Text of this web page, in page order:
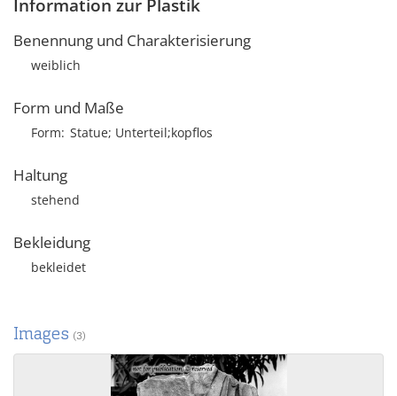
Information zur Plastik
Benennung und Charakterisierung
weiblich
Form und Maße
Form Statue; Unterteil;kopflos
Haltung
stehend
Bekleidung
bekleidet
Images (3)